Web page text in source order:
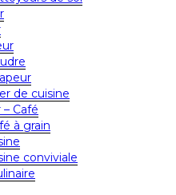
de cuisine
Café
à grain
conviviale